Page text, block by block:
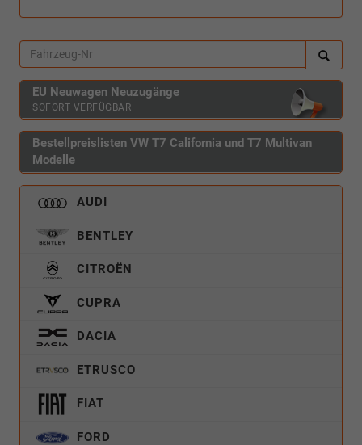
EU Neuwagen Neuzugänge
SOFORT VERFÜGBAR
Bestellpreislisten VW T7 California und T7 Multivan
Modelle
AUDI
BENTLEY
CITROËN
CUPRA
DACIA
ETRUSCO
FIAT
FORD